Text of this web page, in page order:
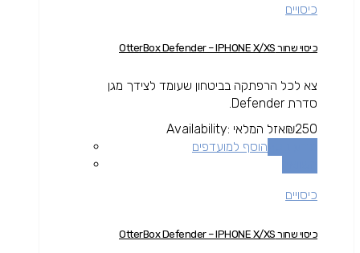
כיסויים
כיסוי שחור OtterBox Defender – IPHONE X/XS
צא לכל הרפתקה בביטחון שעומד לצידך מגן
סדרת Defender.
₪250
Availability: אזל המלאי
הוסף למועדפים
כיסויים
כיסוי שחור OtterBox Defender – IPHONE X/XS